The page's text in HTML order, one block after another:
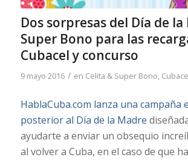
Dos sorpresas del Día de la
Super Bono para las
Cubacel y concurso
9 mayo 2016 / en Celita & Super Bono,
HablaCuba.com lanza una campaña
posterior al Día de la Madre
ayudarte a enviar un obsequio
al volver a Cuba, en el caso de que